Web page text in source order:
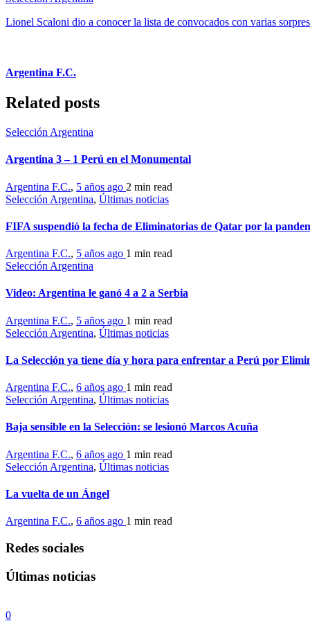
Lionel Scaloni dio a conocer la lista de convocados con varias
Argentina F.C.
Related posts
Selección Argentina
Argentina 3 – 1 Perú en el Monumental
Argentina F.C., 5 años ago 2 min read
Selección Argentina, Últimas noticias
FIFA suspendió la fecha de Eliminatorias de Qatar por la
Argentina F.C., 5 años ago 1 min read
Selección Argentina
Video: Argentina le ganó 4 a 2 a Serbia
Argentina F.C., 5 años ago 1 min read
Selección Argentina, Últimas noticias
La Selección ya tiene día y hora para enfrentar a Perú por
Argentina F.C., 6 años ago 1 min read
Selección Argentina, Últimas noticias
Baja sensible en la Selección: se lesionó Marcos Acuña
Argentina F.C., 6 años ago 1 min read
Selección Argentina, Últimas noticias
La vuelta de un Ángel
Argentina F.C., 6 años ago 1 min read
Redes sociales
Últimas noticias
0